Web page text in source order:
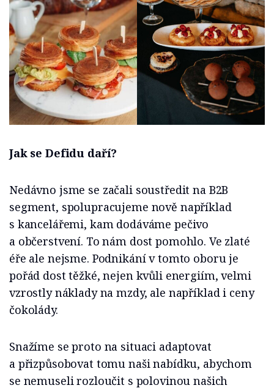
Jak se Defidu daří?
Nedávno jsme se začali soustředit na B2B
segment, spolupracujeme nově například
s kancelářemi, kam dodáváme pečivo
a občerstvení. To nám dost pomohlo. Ve zlaté
éře ale nejsme. Podnikání v tomto oboru je
pořád dost těžké, nejen kvůli energiím, velmi
vzrostly náklady na mzdy, ale například i ceny
čokolády.
Snažíme se proto na situaci adaptovat
a přizpůsobovat tomu naši nabídku, abychom
se nemuseli rozloučit s polovinou našich